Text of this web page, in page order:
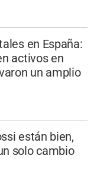
en España:
activos en
un amplio
están bien,
solo cambio